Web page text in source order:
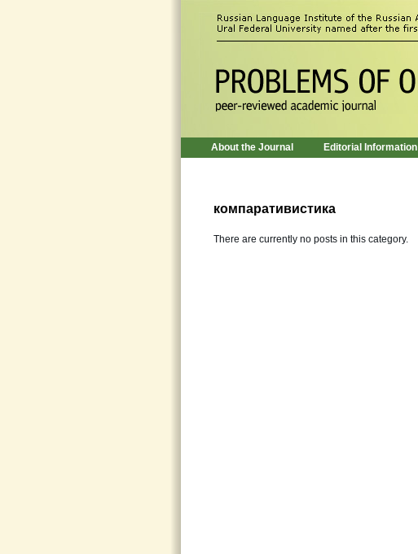
About the Journal Editorial Information
компаративистика
There are currently no posts in this category.